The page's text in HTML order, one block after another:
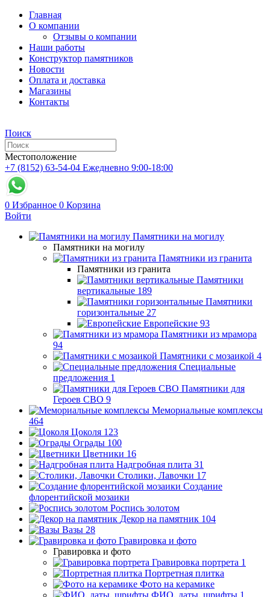
Главная
О компании
Отзывы о компании
Наши работы
Конструктор памятников
Новости
Оплата и доставка
Магазины
Контакты
Поиск
Местоположение
+7 (8152) 63-54-04 Ежедневно 9:00-18:00
0 Избранное 0 Корзина
Войти
Памятники на могилу
Памятники на могилу
Памятники из гранита
Памятники из гранита
Памятники
вертикальные 189
Памятники
горизонтальные 27
Европейские 93
Памятники из мрамора
94
Памятники с мозаикой 4
Специальные
предложения 1
Памятники для
Героев СВО 9
Мемориальные комплексы
464
Цоколя 123
Ограды 100
Цветники 16
Надгробная плита 31
Столики, Лавочки 17
Создание
флорентийской мозаики
Роспись золотом
Декор на памятник 104
Вазы 28
Гравировка и фото
Гравировка и фото
Гравировка портрета 1
Портретная плитка
Фото на керамике
ФИО, даты, шрифты 1